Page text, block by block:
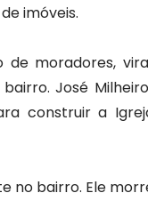
imóveis.
moradores,
José
construir a
no bairro. Ele